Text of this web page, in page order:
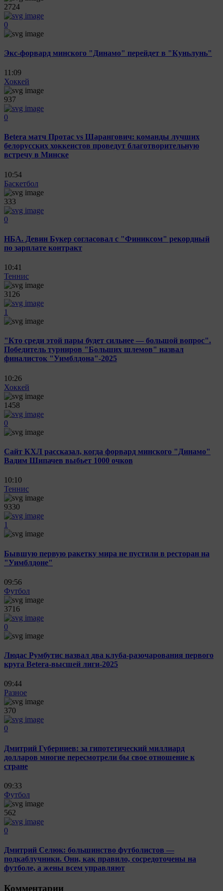
2724
0
Экс-форвард минского "Динамо" перейдет в "Куньлунь"
11:09
Хоккей
937
0
Betera матч Протас vs Шарангович: команды лучших
белорусских хоккеистов проведут благотворительную
встречу в Минске
10:54
Баскетбол
333
0
НБА. Девин Букер согласовал с "Финиксом" рекордный
по зарплате контракт
10:41
Теннис
3126
1
"Кто среди этой пары будет сильнее — большой вопрос".
Победитель турниров "Больших шлемов" назвал
финалисток "Уимблдона"-2025
10:26
Хоккей
1458
0
Сайт КХЛ рассказал, когда форвард минского "Динамо"
Вадим Шипачев выбьет 1000 очков
10:10
Теннис
9330
1
Бывшую первую ракетку мира не пустили в ресторан на
"Уимблдоне"
09:56
Футбол
3716
0
Людас Румбутис назвал два клуба-разочарования первого
круга Betera-высшей лиги-2025
09:44
Разное
370
0
Дмитрий Губерниев: за гипотетический миллиард
долларов многие пересмотрели бы свое отношение к
стране
09:33
Футбол
562
0
Дмитрий Селюк: большинство футболистов —
подкаблучники. Они, как правило, сосредоточены на
футболе, а жены всем управляют
Комментарии